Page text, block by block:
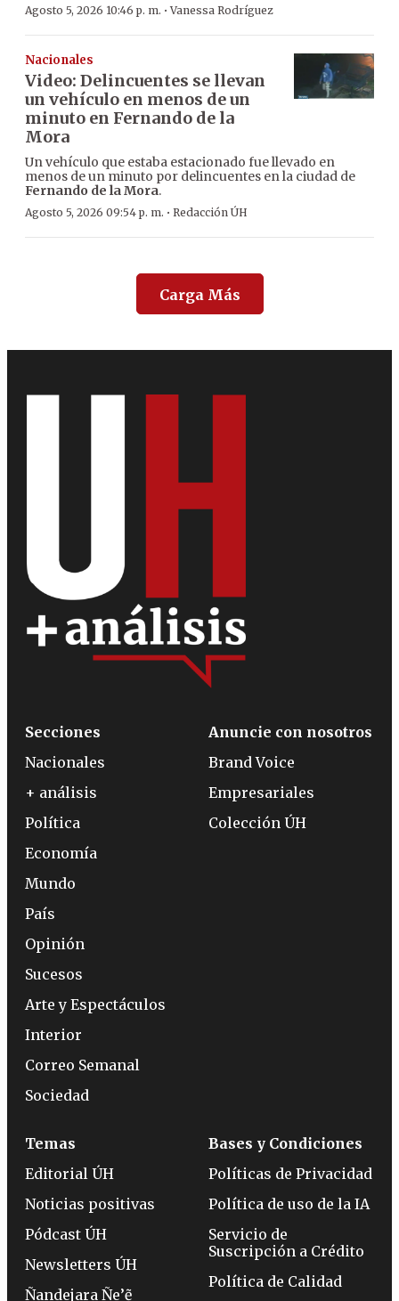
Agosto 5, 2026 10:46 p. m. ·Vanessa Rodríguez
Nacionales
Video: Delincuentes se llevan
un vehículo en menos de un
minuto en Fernando de la
Mora
Un vehículo que estaba estacionado fue llevado en
menos de un minuto por delincuentes en la ciudad de
Fernando de la Mora.
Agosto 5, 2026 09:54 p. m. · Redacción ÚH
Carga Más
Secciones
Nacionales
+ análisis
Política
Economía
Mundo
País
Opinión
Sucesos
Arte y Espectáculos
Interior
Correo Semanal
Sociedad
Anuncie con nosotros
Brand Voice
Empresariales
Colección ÚH
Temas
Editorial ÚH
Noticias positivas
Pódcast ÚH
Newsletters ÚH
Ñandejara Ñe’ẽ
Bases y Condiciones
Políticas de Privacidad
Política de uso de la IA
Servicio de
Suscripción a Crédito
Política de Calidad